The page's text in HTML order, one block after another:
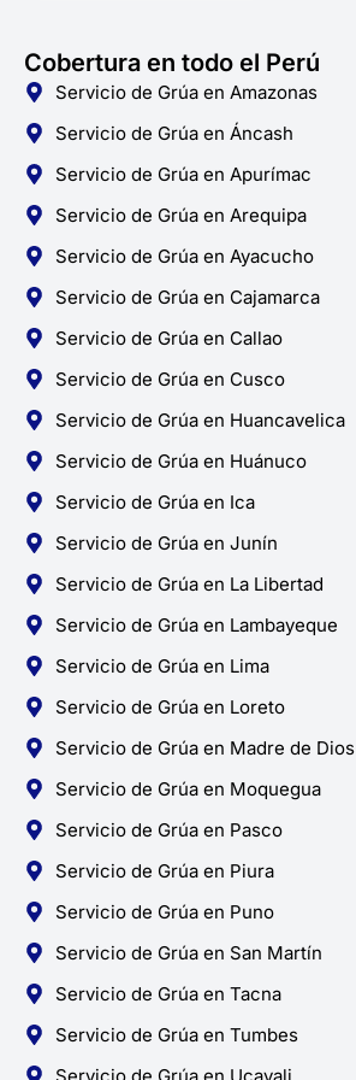
Cobertura en todo el Perú
Servicio de Grúa en Amazonas
Servicio de Grúa en Áncash
Servicio de Grúa en Apurímac
Servicio de Grúa en Arequipa
Servicio de Grúa en Ayacucho
Servicio de Grúa en Cajamarca
Servicio de Grúa en Callao
Servicio de Grúa en Cusco
Servicio de Grúa en Huancavelica
Servicio de Grúa en Huánuco
Servicio de Grúa en Ica
Servicio de Grúa en Junín
Servicio de Grúa en La Libertad
Servicio de Grúa en Lambayeque
Servicio de Grúa en Lima
Servicio de Grúa en Loreto
Servicio de Grúa en Madre de Dios
Servicio de Grúa en Moquegua
Servicio de Grúa en Pasco
Servicio de Grúa en Piura
Servicio de Grúa en Puno
Servicio de Grúa en San Martín
Servicio de Grúa en Tacna
Servicio de Grúa en Tumbes